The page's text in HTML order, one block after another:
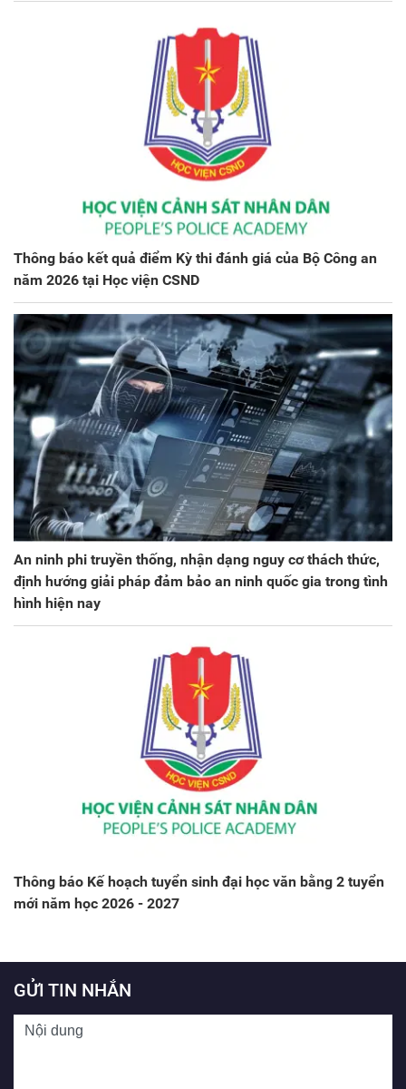
Thông báo kết quả điểm Kỳ thi đánh giá của Bộ Công an
năm 2026 tại Học viện CSND
An ninh phi truyền thống, nhận dạng nguy cơ thách thức,
định hướng giải pháp đảm bảo an ninh quốc gia trong tình
hình hiện nay
Thông báo Kế hoạch tuyển sinh đại học văn bằng 2 tuyển
mới năm học 2026 - 2027
GỬI TIN NHẮN